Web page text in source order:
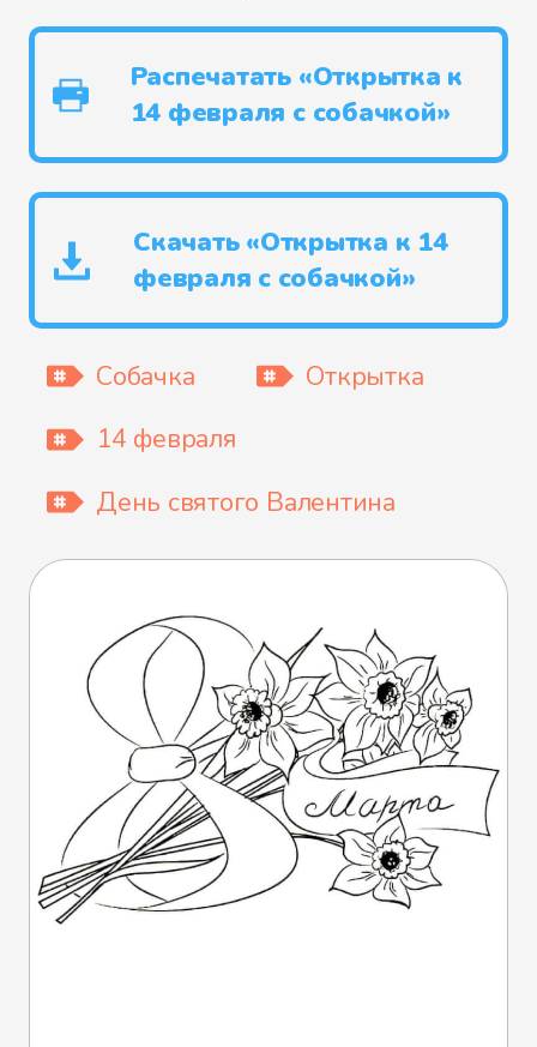
Распечатать «Открытка к
14 февраля с собачкой»
Скачать «Открытка к 14
февраля с собачкой»
Собачка
Открытка
14 февраля
День святого Валентина